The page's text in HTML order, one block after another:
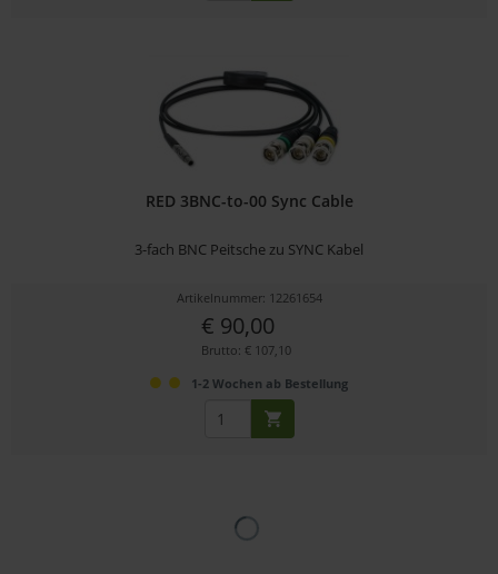
RED 3BNC-to-00 Sync Cable
3-fach BNC Peitsche zu SYNC Kabel
Artikelnummer: 12261654
€ 90,00
Brutto: € 107,10
1-2 Wochen ab Bestellung